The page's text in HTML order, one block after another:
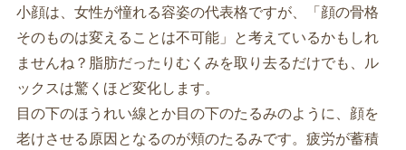
小顔は、女性が憧れる容姿の代表格ですが、「顔の骨格
そのものは変えることは不可能」と考えているかもしれ
ませんね？脂肪だったりむくみを取り去るだけでも、ル
ックスは驚くほど変化します。
目の下のほうれい線とか目の下のたるみのように、顔を
老けさせる原因となるのが頬のたるみです。疲労が蓄積